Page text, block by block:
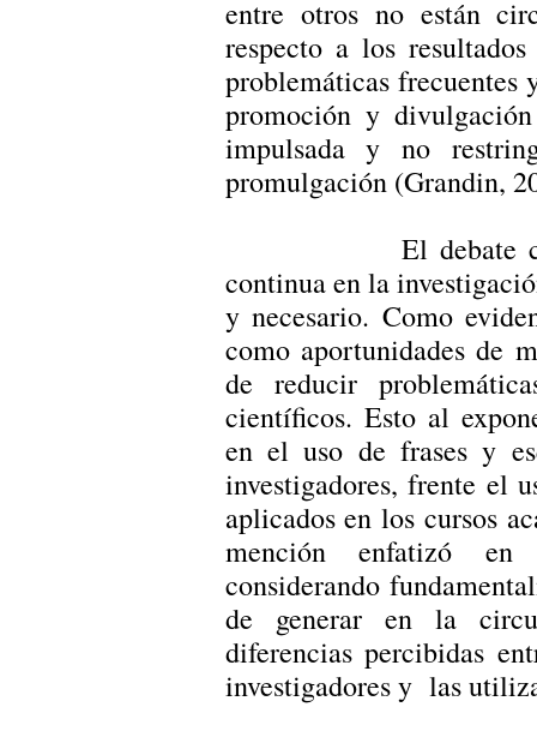
entre otros no están
respecto a los
problemáticas
promoción y
impulsada y no
promulgación (Grandin,
El debate con
continua en la
y necesario. Como
como aportunidades de
de reducir
científicos. Esto al
en el uso de frases y
investigadores, frente el
aplicados en los cursos
mención enfatizó en
considerando
de generar en la
diferencias percibidas
investigadores y las